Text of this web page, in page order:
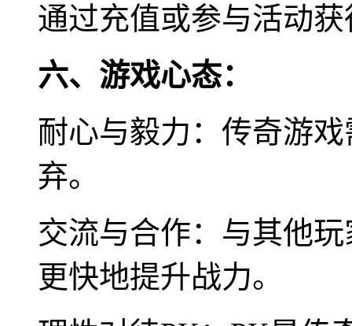
通过充值或参与活动获
六、游戏心态：
耐心与毅力：传奇游
弃。
交流与合作：与其他
更快地提升战力。